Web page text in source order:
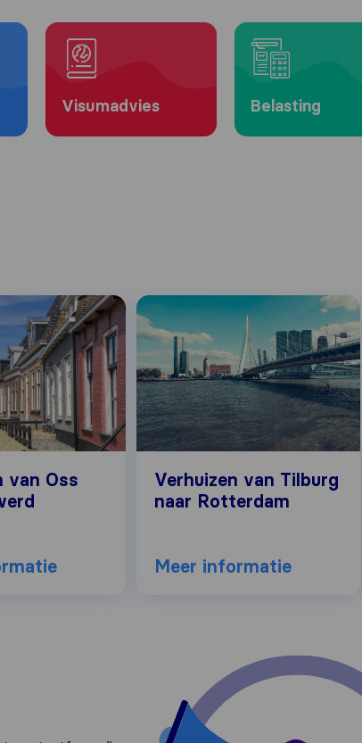
Visumadvies Belasting
van Oss
Verhuizen van Tilburg
naar Rotterdam
Meer informatie